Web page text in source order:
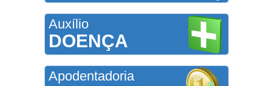
Auxílio
DOENÇA
Apodentadoria